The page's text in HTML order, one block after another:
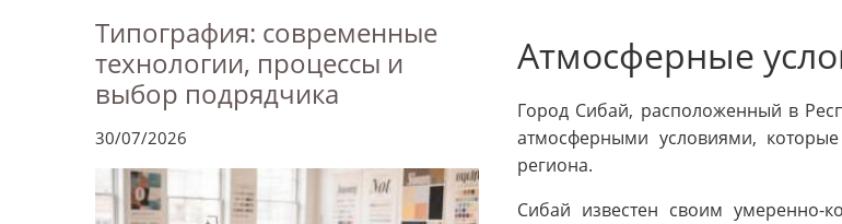
Типография: современные
технологии, процессы и
выбор подрядчика
30/07/2026
Атмосферные
Город Сибай, расположенный в
атмосферными условиями,
региона.
Сибай известен своим умеренно-